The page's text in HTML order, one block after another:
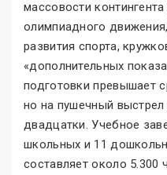
массовости
олимпиадного
развития спорта,
«дополнительных
подготовки превышает
но на пушечный
двадцатки. Учебное
школьных и 11
составляет около 5.300